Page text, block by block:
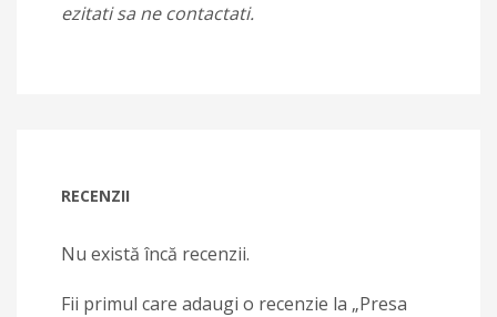
ezitati sa ne contactati.
RECENZII
Nu există încă recenzii.
Fii primul care adaugi o recenzie la „Presa